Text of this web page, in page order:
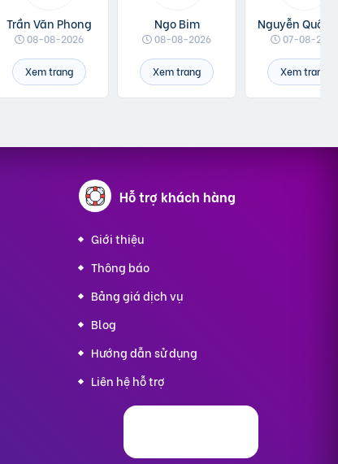
Trần Văn Phong
08-08-2026
Xem trang
Ngo Bim
08-08-2026
Xem trang
07-08-2026
Xem trang
Hỗ trợ khách hàng
Giới thiệu
Thông báo
Bảng giá dịch vụ
Blog
Hướng dẫn sử dụng
Liên hệ hỗ trợ